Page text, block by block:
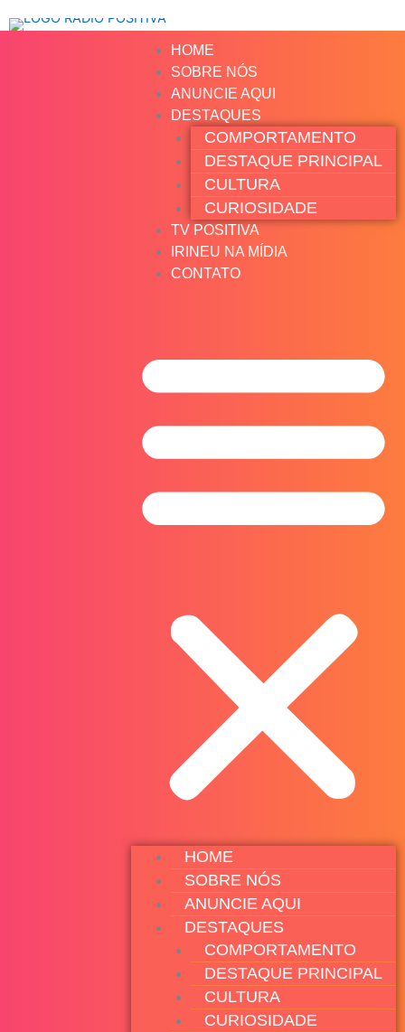
para
HOME
SOBRE NÓS
ANUNCIE AQUI
DESTAQUES
COMPORTAMENTO
DESTAQUE PRINCIPAL
CULTURA
CURIOSIDADE
TV POSITIVA
IRINEU NA MÍDIA
CONTATO
HOME
SOBRE NÓS
ANUNCIE AQUI
DESTAQUES
COMPORTAMENTO
DESTAQUE PRINCIPAL
CULTURA
CURIOSIDADE